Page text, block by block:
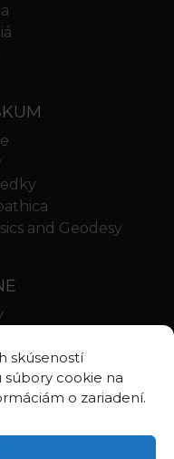
skúseností
cookie na
o zariadení.
and Geodesy